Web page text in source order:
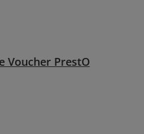
Voucher PrestO